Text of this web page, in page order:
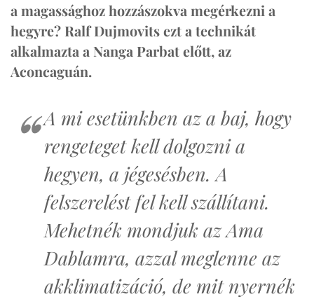
a magassághoz hozzászokva megérkezni a
hegyre? Ralf Dujmovits ezt a technikát
alkalmazta a Nanga Parbat előtt, az
Aconcaguán.
A mi esetünkben az a baj, hogy
rengeteget kell dolgozni a
hegyen, a jégesésben. A
felszerelést fel kell szállítani.
Mehetnék mondjuk az Ama
Dablamra, azzal meglenne az
akklimatizáció, de mit nyernék